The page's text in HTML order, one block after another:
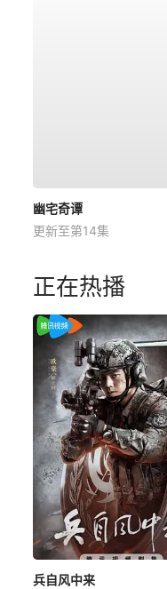
幽宅奇谭
更新至第14集
正在热播
兵自风中来